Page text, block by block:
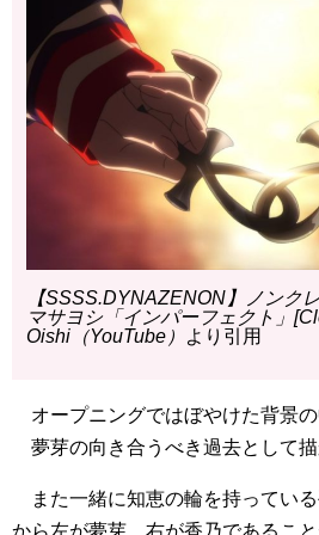
【SSSS.DYNAZENON】ノンク
マサヨシ「インパーフェクト」
Oishi（YouTube）
より引用
オープニングではぼやけた背景の
夢芽の向き合うべき過去として描
また一緒に知恵の輪を持ってい
から左が夢芽、右が香乃であること